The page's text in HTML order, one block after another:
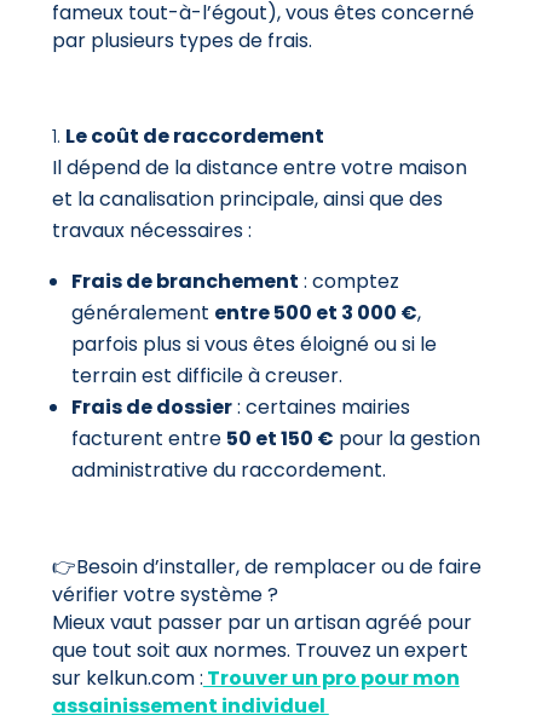
fameux tout-à-l’égout), vous êtes concerné
par plusieurs types de frais.
Le coût de raccordement
Il dépend de la distance entre votre maison
et la canalisation principale, ainsi que des
travaux nécessaires :
Frais de branchement : comptez
généralement entre 500 et 3 000 €,
parfois plus si vous êtes éloigné ou si le
terrain est difficile à creuser.
Frais de dossier: certaines mairies
facturent entre 50 et 150 € pour la gestion
administrative du raccordement.
👉Besoin d’installer, de remplacer ou de faire
vérifier votre système ?
Mieux vaut passer par un artisan agréé pour
que tout soit aux normes. Trouvez un expert
sur kelkun.com : Trouver un pro pour mon
assainissement individuel